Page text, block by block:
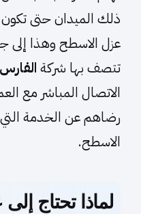
ذلك الميدان حتى
عزل الاسطح وهذا إلى
تتصف بها شركة
الاتصال المباشر مع
رضاهم عن الخدمة
الاسطح.
لماذا تحتاج